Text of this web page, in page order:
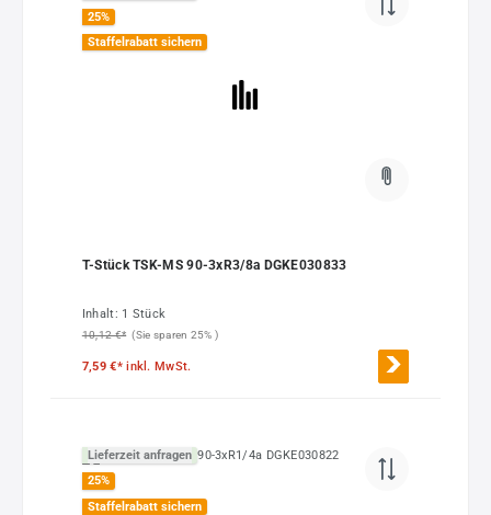
25%
Staffelrabatt sichern
T-Stück TSK-MS 90-3xR3/8a DGKE030833
Inhalt: 1 Stück
10,12 €* (Sie sparen 25% )
7,59 €*inkl. MwSt.
Lieferzeit anfragen
25%
Staffelrabatt sichern